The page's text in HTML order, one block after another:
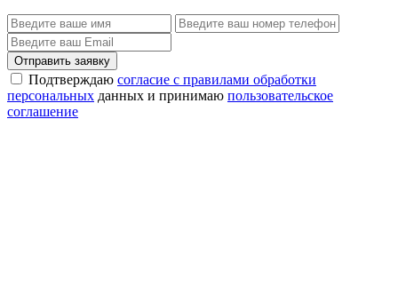
Отправить заявку
Подтверждаю согласие с правилами обработки
персональных данных и принимаю пользовательское
соглашение